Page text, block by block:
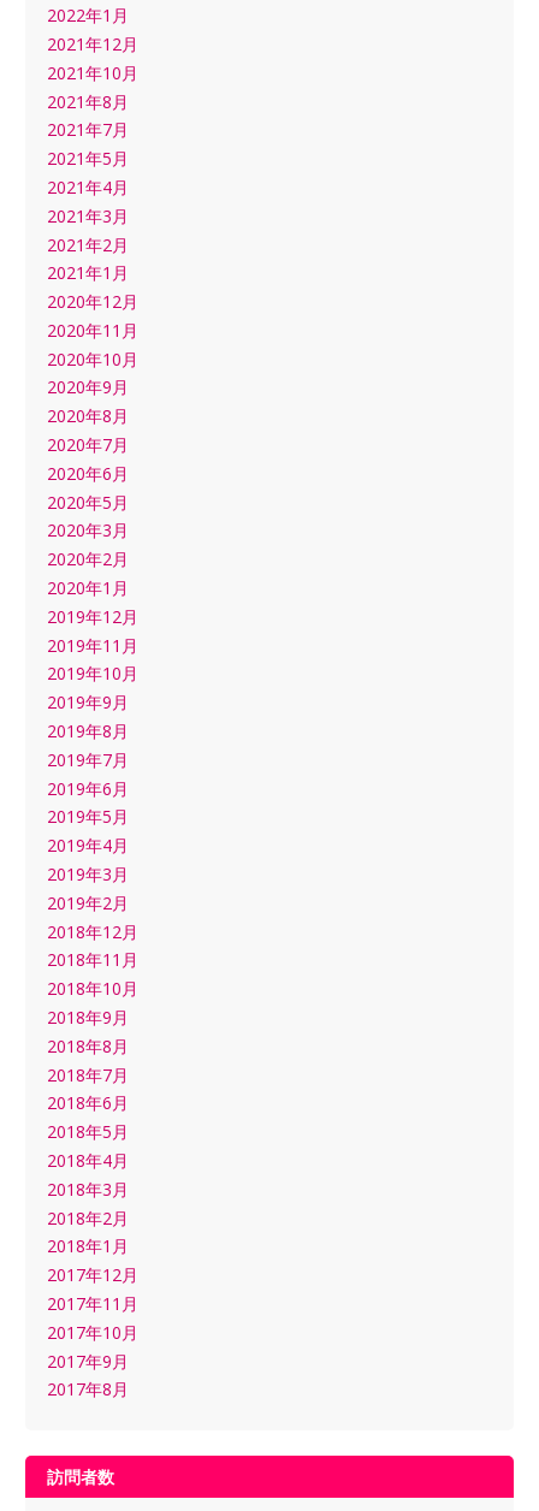
2022年1月
2021年12月
2021年10月
2021年8月
2021年7月
2021年5月
2021年4月
2021年3月
2021年2月
2021年1月
2020年12月
2020年11月
2020年10月
2020年9月
2020年8月
2020年7月
2020年6月
2020年5月
2020年3月
2020年2月
2020年1月
2019年12月
2019年11月
2019年10月
2019年9月
2019年8月
2019年7月
2019年6月
2019年5月
2019年4月
2019年3月
2019年2月
2018年12月
2018年11月
2018年10月
2018年9月
2018年8月
2018年7月
2018年6月
2018年5月
2018年4月
2018年3月
2018年2月
2018年1月
2017年12月
2017年11月
2017年10月
2017年9月
2017年8月
訪問者数